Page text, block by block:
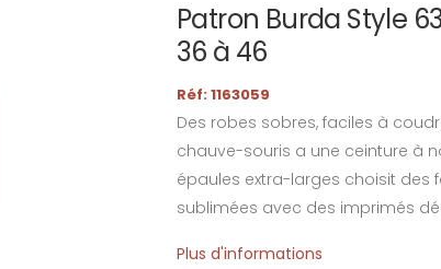
Patron Burda Style
36 à 46
Réf: 1163059
Des robes sobres, faciles à
chauve-souris a une ceinture à
épaules extra-larges choisit des
sublimées avec des imprimés
Plus d'informations